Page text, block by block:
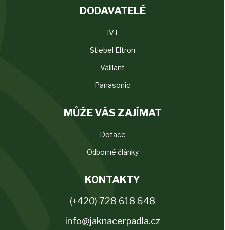
DODAVATELÉ
IVT
Stiebel Eltron
Vaillant
Panasonic
MŮŽE VÁS ZAJÍMAT
Dotace
Odborné články
KONTAKTY
(+420) 728 618 648
info@jaknacerpadla.cz